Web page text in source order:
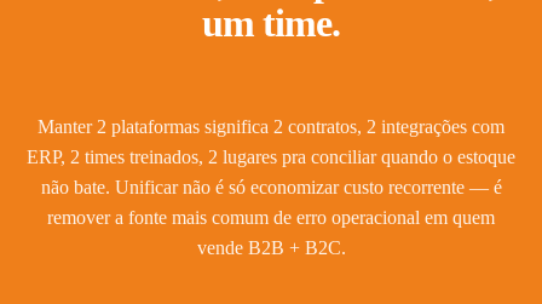
um time.
Manter 2 plataformas significa 2 contratos, 2 integrações com
ERP, 2 times treinados, 2 lugares pra conciliar quando o estoque
não bate. Unificar não é só economizar custo recorrente — é
remover a fonte mais comum de erro operacional em quem
vende B2B + B2C.